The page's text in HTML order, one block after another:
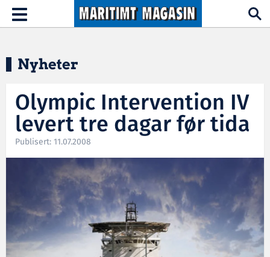
Hopp til hovedinnhold
Toggle
navigation
Nyheter
Olympic Intervention IV
levert tre dagar før tida
Publisert: 11.07.2008